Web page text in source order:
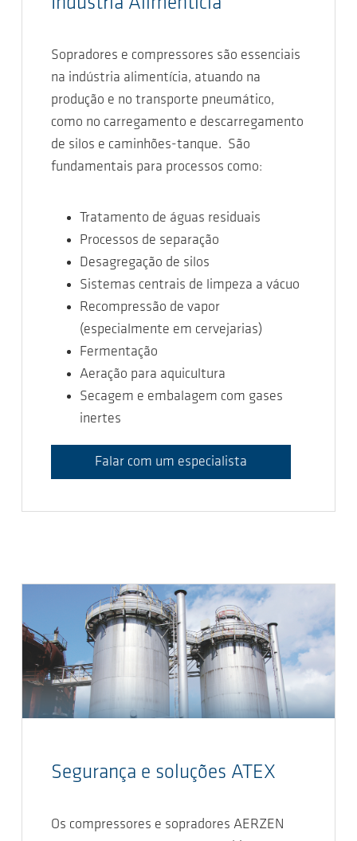
Sopradores e compressores são essenciais
na indústria alimentícia, atuando na
produção e no transporte pneumático,
como no carregamento e descarregamento
de silos e caminhões-tanque. São
fundamentais para processos como:
Tratamento de águas residuais
Processos de separação
Desagregação de silos
Sistemas centrais de limpeza a vácuo
Recompressão de vapor
(especialmente em cervejarias)
Fermentação
Aeração para aquicultura
Secagem e embalagem com gases
inertes
Falar com um especialista
Segurança e soluções ATEX
Os compressores e sopradores AERZEN